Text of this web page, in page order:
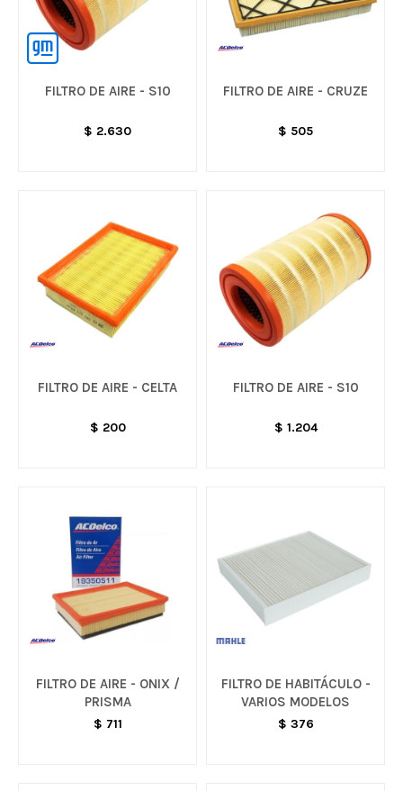
FILTRO DE AIRE - S10
$ 2.630
FILTRO DE AIRE - CRUZE
$ 505
FILTRO DE AIRE - CELTA
$ 200
FILTRO DE AIRE - S10
$ 1.204
FILTRO DE AIRE - ONIX /
PRISMA
$ 711
FILTRO DE HABITÁCULO -
VARIOS MODELOS
$ 376